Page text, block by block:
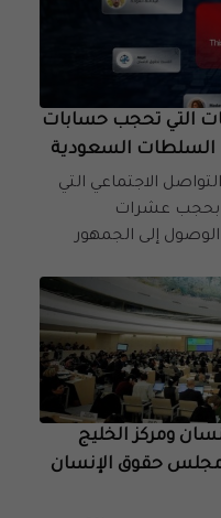
التي تحجب حسابات
السلطات السعودية
الاجتماعي التي
بحجب عشرات
إلى الجمهور
ومركز الخليج
مجلس حقوق الإنسان